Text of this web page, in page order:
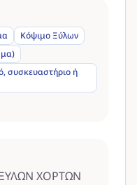
Κόψιμο Ξύλων
συσκευαστήριο ή
ΧΟΡΤΩΝ